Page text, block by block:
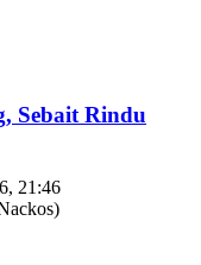
Sebait Rindu
21:46